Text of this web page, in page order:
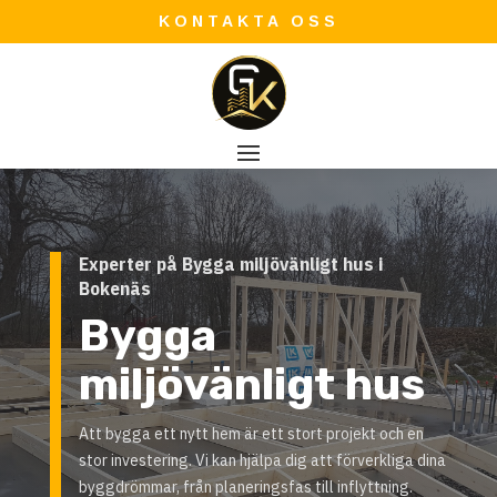
KONTAKTA OSS
Experter på Bygga miljövänligt hus i
Bokenäs
Bygga
miljövänligt hus
Att bygga ett nytt hem är ett stort projekt och en
stor investering. Vi kan hjälpa dig att förverkliga dina
byggdrömmar, från planeringsfas till inflyttning.